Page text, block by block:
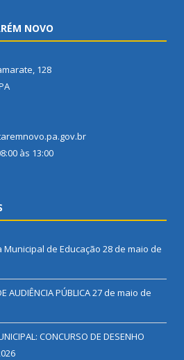
NOVO
128
às 13:00
de Educação 28 de maio de
AUDIÊNCIA PÚBLICA27 de maio de
CONCURSO DE DESENHO